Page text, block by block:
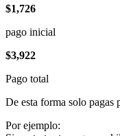
$1,726
pago inicial
$3,922
Pago total
De esta forma solo pagas
Por ejemplo: